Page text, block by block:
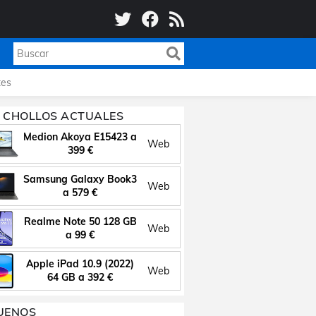
CHOLLOS ACTUALES
Medion Akoya E15423 a
399 €
Web
Samsung Galaxy Book3
a 579 €
Web
Realme Note 50 128 GB
a 99 €
Web
Apple iPad 10.9 (2022)
64 GB a 392 €
Web